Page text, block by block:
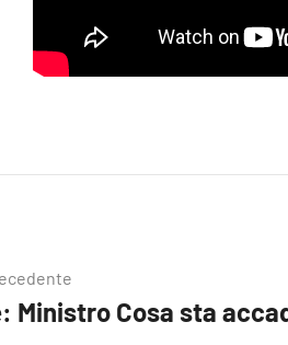
Ministro Cosa sta